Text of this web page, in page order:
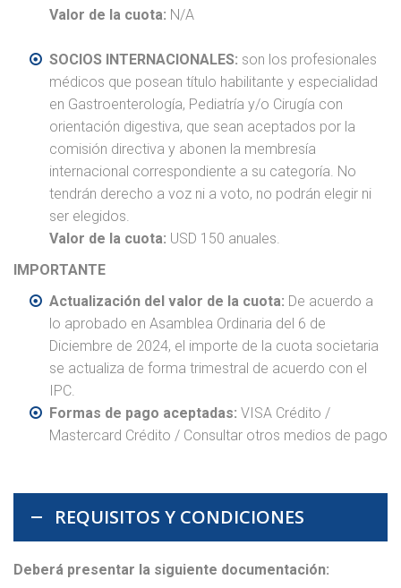
Valor de la cuota: N/A
SOCIOS INTERNACIONALES: son los profesionales
médicos que posean título habilitante y especialidad
en Gastroenterología, Pediatría y/o Cirugía con
orientación digestiva, que sean aceptados por la
comisión directiva y abonen la membresía
internacional correspondiente a su categoría. No
tendrán derecho a voz ni a voto, no podrán elegir ni
ser elegidos.
Valor de la cuota: USD 150 anuales.
IMPORTANTE
Actualización del valor de la cuota: De acuerdo a
lo aprobado en Asamblea Ordinaria del 6 de
Diciembre de 2024, el importe de la cuota societaria
se actualiza de forma trimestral de acuerdo con el
IPC.
Formas de pago aceptadas: VISA Crédito /
Mastercard Crédito / Consultar otros medios de pago
REQUISITOS Y CONDICIONES
Deberá presentar la siguiente documentación: